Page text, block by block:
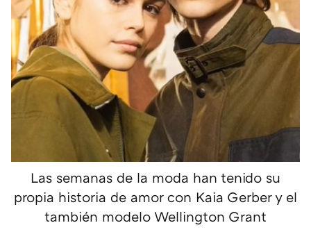
Las semanas de la moda han tenido su
propia historia de amor con Kaia Gerber y el
también modelo Wellington Grant